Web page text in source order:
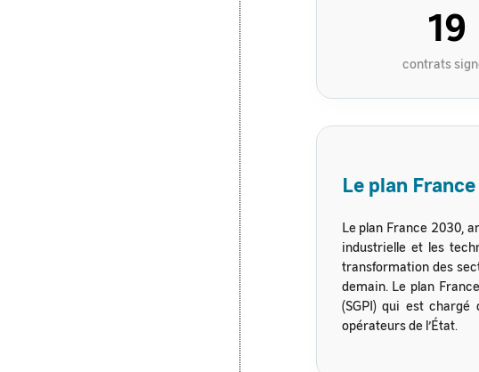
19
contrats
Le plan
Le plan France 2030,
industrielle et les
transformation des
demain. Le plan
(SGPI) qui est
opérateurs de l’État.